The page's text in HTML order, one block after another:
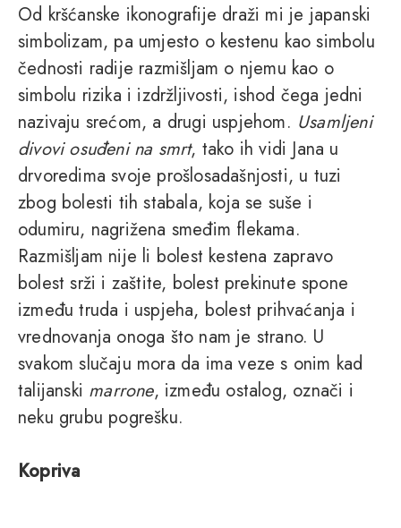
Od kršćanske ikonografije draži mi je japanski
simbolizam, pa umjesto o kestenu kao simbolu
čednosti radije razmišljam o njemu kao o
simbolu rizika i izdržljivosti, ishod čega jedni
nazivaju srećom, a drugi uspjehom. Usamljeni
divovi osuđeni na smrt, tako ih vidi Jana u
drvoredima svoje prošlosadašnjosti, u tuzi
zbog bolesti tih stabala, koja se suše i
odumiru, nagrižena smeđim flekama.
Razmišljam nije li bolest kestena zapravo
bolest srži i zaštite, bolest prekinute spone
između truda i uspjeha, bolest prihvaćanja i
vrednovanja onoga što nam je strano. U
svakom slučaju mora da ima veze s onim kad
talijanski marrone, između ostalog, označi i
neku grubu pogrešku.
Kopriva